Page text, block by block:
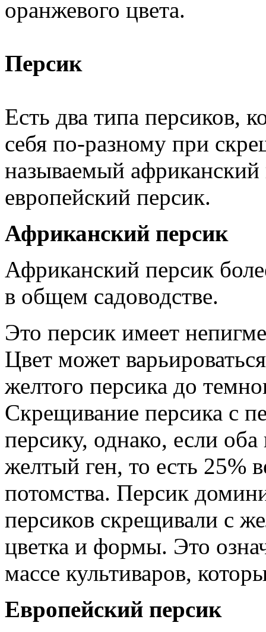
оранжевого цвета.
Персик
Есть два типа персиков,
себя по-разному при
называемый африканский
европейский персик.
Африканский персик
Африканский персик
в общем садоводстве.
Это персик имеет
Цвет может
желтого персика до
Скрещивание персика с
персику, однако, если
желтый ген, то есть 25%
потомства. Персик
персиков скрещивали с
цветка и формы. Это
массе культиваров,
Европейский персик